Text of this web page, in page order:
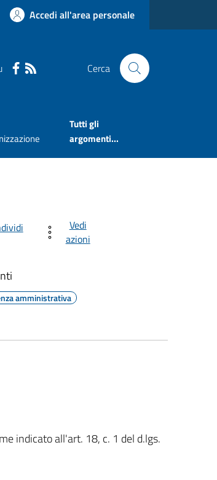
Accedi all'area personale
Cerca
Tutti gli
argomenti...
Vedi
azioni
amministrativa
indicato all'art. 18, c. 1 del d.lgs.